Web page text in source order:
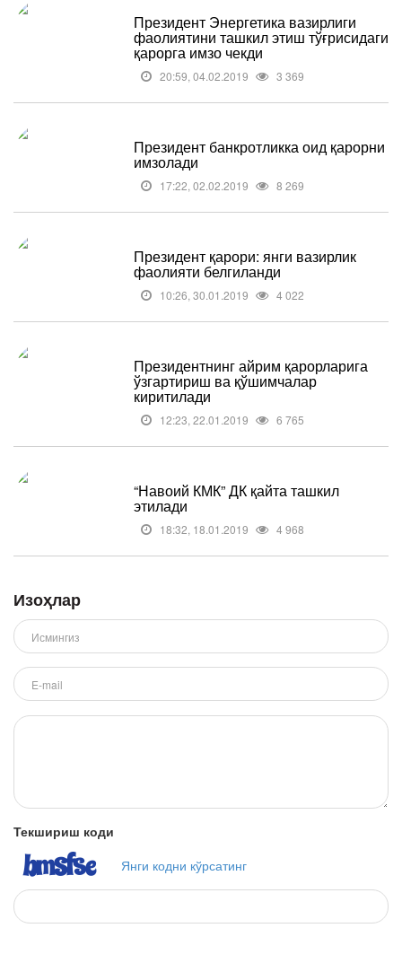
Президент Энергетика вазирлиги
фаолиятини ташкил этиш тўғрисидаги
қарорга имзо чекди
20:59, 04.02.2019 3 369
Президент банкротликка оид қарорни
имзолади
17:22, 02.02.2019 8 269
Президент қарори: янги вазирлик
фаолияти белгиланди
10:26, 30.01.2019 4 022
Президентнинг айрим қарорларига
ўзгартириш ва қўшимчалар
киритилади
12:23, 22.01.2019 6 765
“Навоий КМК” ДК қайта ташкил
этилади
18:32, 18.01.2019 4 968
Изоҳлар
Текшириш коди
Янги кодни кўрсатинг